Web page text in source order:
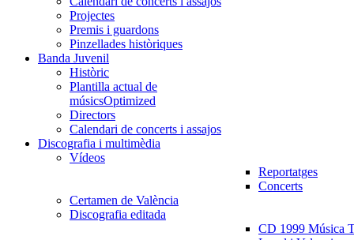
Projectes
Premis i guardons
Pinzellades històriques
Banda Juvenil
Històric
Plantilla actual de
músicsOptimized
Directors
Calendari de concerts i assajos
Discografia i multimèdia
Vídeos
Reportatges
Concerts
Certamen de València
Discografia editada
CD 1999 Música